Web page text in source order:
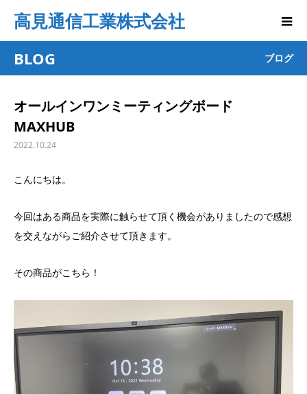
高見通信工業株式会社
BLOG ブログ
オールインワンミーティングボード
MAXHUB
2022.10.24
こんにちは。
今回はある商品を実際に触らせて頂く機会がありましたので感想
を交えながらご紹介させて頂きます。
その商品がこちら！